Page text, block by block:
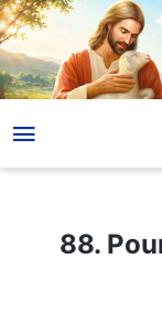
88. Pourquoi ai-je
88.